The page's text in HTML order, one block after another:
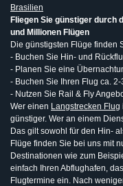
Brasilien
Fliegen Sie günstiger durch
und Millionen Flügen
Die günstigsten Flüge finden
- Buchen Sie Hin- und
- Planen Sie eine
- Buchen Sie Ihren Flug ca.
- Nutzen Sie Rail & Fly
Wer einen Langstrecken Flug
günstiger. Wer an einem
Das gilt sowohl für den Hin-
Flüge finden Sie bei uns mit
Destinationen wie zum
einfach Ihren Abflughafen,
Flugtermine ein. Nach